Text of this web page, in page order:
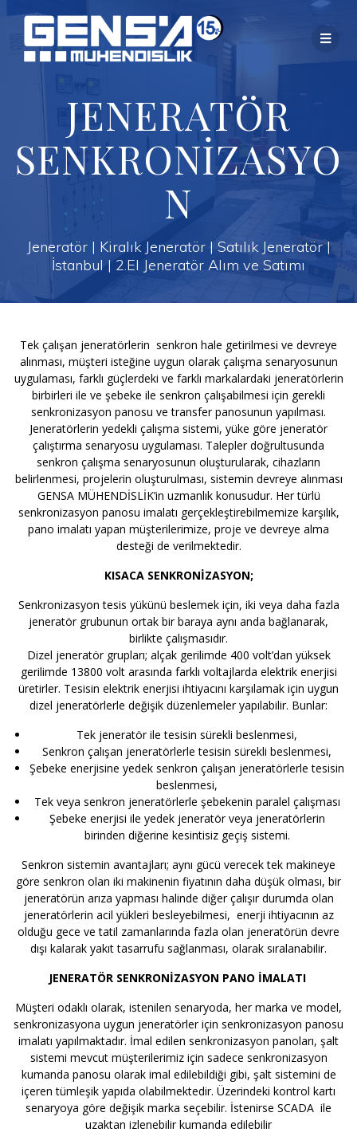
to
content
JENERATÖR
SENKRONİZASYO
N
Jeneratör | Kiralık Jeneratör | Satılık Jeneratör |
İstanbul | 2.El Jeneratör Alım ve Satımı
Tek çalışan jeneratörlerin senkron hale getirilmesi ve devreye
alınması, müşteri isteğine uygun olarak çalışma senaryosunun
uygulaması, farklı güçlerdeki ve farklı markalardaki jeneratörlerin
birbirleri ile ve şebeke ile senkron çalışabilmesi için gerekli
senkronizasyon panosu ve transfer panosunun yapılması.
Jeneratörlerin yedekli çalışma sistemi, yüke göre jeneratör
çalıştırma senaryosu uygulaması. Talepler doğrultusunda
senkron çalışma senaryosunun oluşturularak, cihazların
belirlenmesi, projelerin oluşturulması, sistemin devreye alınması
GENSA MÜHENDİSLİK’in uzmanlık konusudur. Her türlü
senkronizasyon panosu imalatı gerçekleştirebilmemize karşılık,
pano imalatı yapan müşterilerimize, proje ve devreye alma
desteği de verilmektedir.
KISACA SENKRONİZASYON;
Senkronizasyon tesis yükünü beslemek için, iki veya daha fazla
jeneratör grubunun ortak bir baraya aynı anda bağlanarak,
birlikte çalışmasıdır.
Dizel jeneratör grupları; alçak gerilimde 400 volt’dan yüksek
gerilimde 13800 volt arasında farklı voltajlarda elektrik enerjisi
üretirler. Tesisin elektrik enerjisi ihtiyacını karşılamak için uygun
dizel jeneratörlerle değişik düzenlemeler yapılabilir. Bunlar:
Tek jeneratör ile tesisin sürekli beslenmesi,
Senkron çalışan jeneratörlerle tesisin sürekli beslenmesi,
Şebeke enerjisine yedek senkron çalışan jeneratörlerle tesisin
beslenmesi,
Tek veya senkron jeneratörlerle şebekenin paralel çalışması
Şebeke enerjisi ile yedek jeneratör veya jeneratörlerin
birinden diğerine kesintisiz geçiş sistemi.
Senkron sistemin avantajları; aynı gücü verecek tek makineye
göre senkron olan iki makinenin fiyatının daha düşük olması, bir
jeneratörün arıza yapması halinde diğer çalışır durumda olan
jeneratörlerin acil yükleri besleyebilmesi, enerji ihtiyacının az
olduğu gece ve tatil zamanlarında fazla olan jeneratörün devre
dışı kalarak yakıt tasarrufu sağlanması, olarak sıralanabilir.
JENERATÖR SENKRONİZASYON PANO İMALATI
Müşteri odaklı olarak, istenilen senaryoda, her marka ve model,
senkronizasyona uygun jeneratörler için senkronizasyon panosu
imalatı yapılmaktadır. İmal edilen senkronizasyon panoları, şalt
sistemi mevcut müşterilerimiz için sadece senkronizasyon
kumanda panosu olarak imal edilebildiği gibi, şalt sistemini de
içeren tümleşik yapıda olabilmektedir. Üzerindeki kontrol kartı
senaryoya göre değişik marka seçebilir. İstenirse SCADA ile
uzaktan izlenebilir kumanda edilebilir